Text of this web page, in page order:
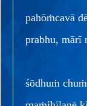
pahōṁcavā
prabhu, mārī
śōdhuṁ